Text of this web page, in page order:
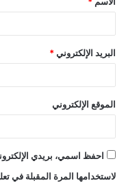
*
البريد الإلكتروني *
الموقع الإلكتروني
احفظ اسمي، بريدي
لاستخدامها المرة المقبلة في